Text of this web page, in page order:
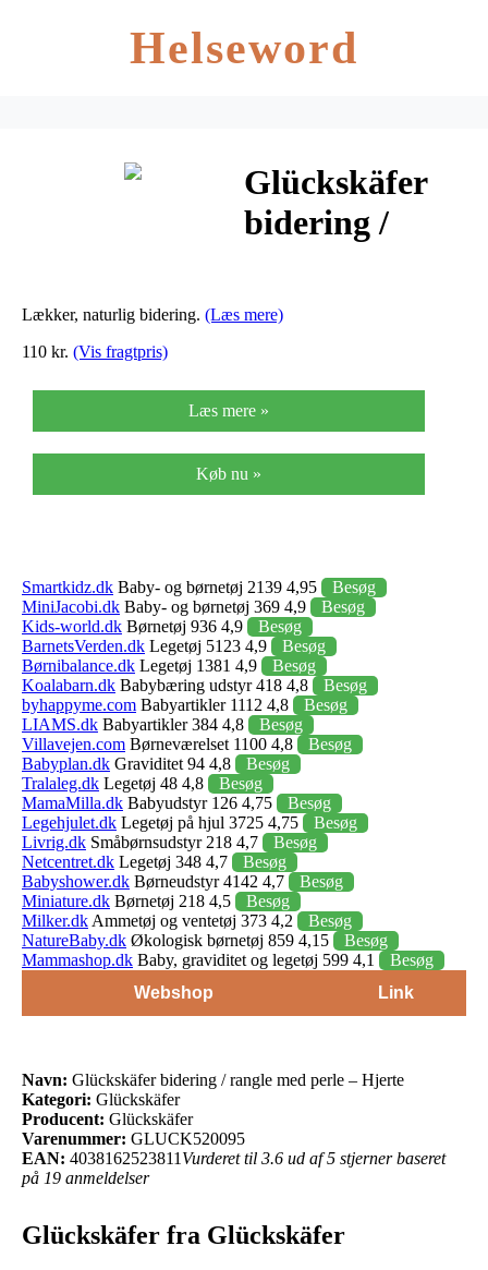
Helseword
Glückskäfer
bidering /
perle – Hjerte
Lækker, naturlig bidering. (Læs mere)
110 kr. (Vis fragtpris)
Læs mere »
Køb nu »
Smartkidz.dk Baby- og børnetøj 2139 4,95
Besøg
MiniJacobi.dk Baby- og børnetøj 369 4,9
Besøg
Kids-world.dk Børnetøj 936 4,9
Besøg
BarnetsVerden.dk Legetøj 5123 4,9
Besøg
Børnibalance.dk Legetøj 1381 4,9
Besøg
Koalabarn.dk Babybæring udstyr 418 4,8
Besøg
byhappyme.com Babyartikler 1112 4,8
Besøg
LIAMS.dk Babyartikler 384 4,8
Besøg
Villavejen.com Børneværelset 1100 4,8
Besøg
Babyplan.dk Graviditet 94 4,8
Besøg
Tralaleg.dk Legetøj 48 4,8
Besøg
MamaMilla.dk Babyudstyr 126 4,75
Besøg
Legehjulet.dk Legetøj på hjul 3725 4,75
Besøg
Livrig.dk Småbørnsudstyr 218 4,7
Besøg
Netcentret.dk Legetøj 348 4,7
Besøg
Babyshower.dk Børneudstyr 4142 4,7
Besøg
Miniature.dk Børnetøj 218 4,5
Besøg
Milker.dk Ammetøj og ventetøj 373 4,2
Besøg
NatureBaby.dk Økologisk børnetøj 859 4,15
Besøg
Mammashop.dk Baby, graviditet og legetøj 599 4,1
Besøg
Webshop
Link
Navn: Glückskäfer bidering / rangle med perle – Hjerte
Kategori: Glückskäfer
Producent: Glückskäfer
Varenummer: GLUCK520095
EAN: 4038162523811 Vurderet til 3.6 ud af 5 stjerner baseret
på 19 anmeldelser
Glückskäfer fra Glückskäfer